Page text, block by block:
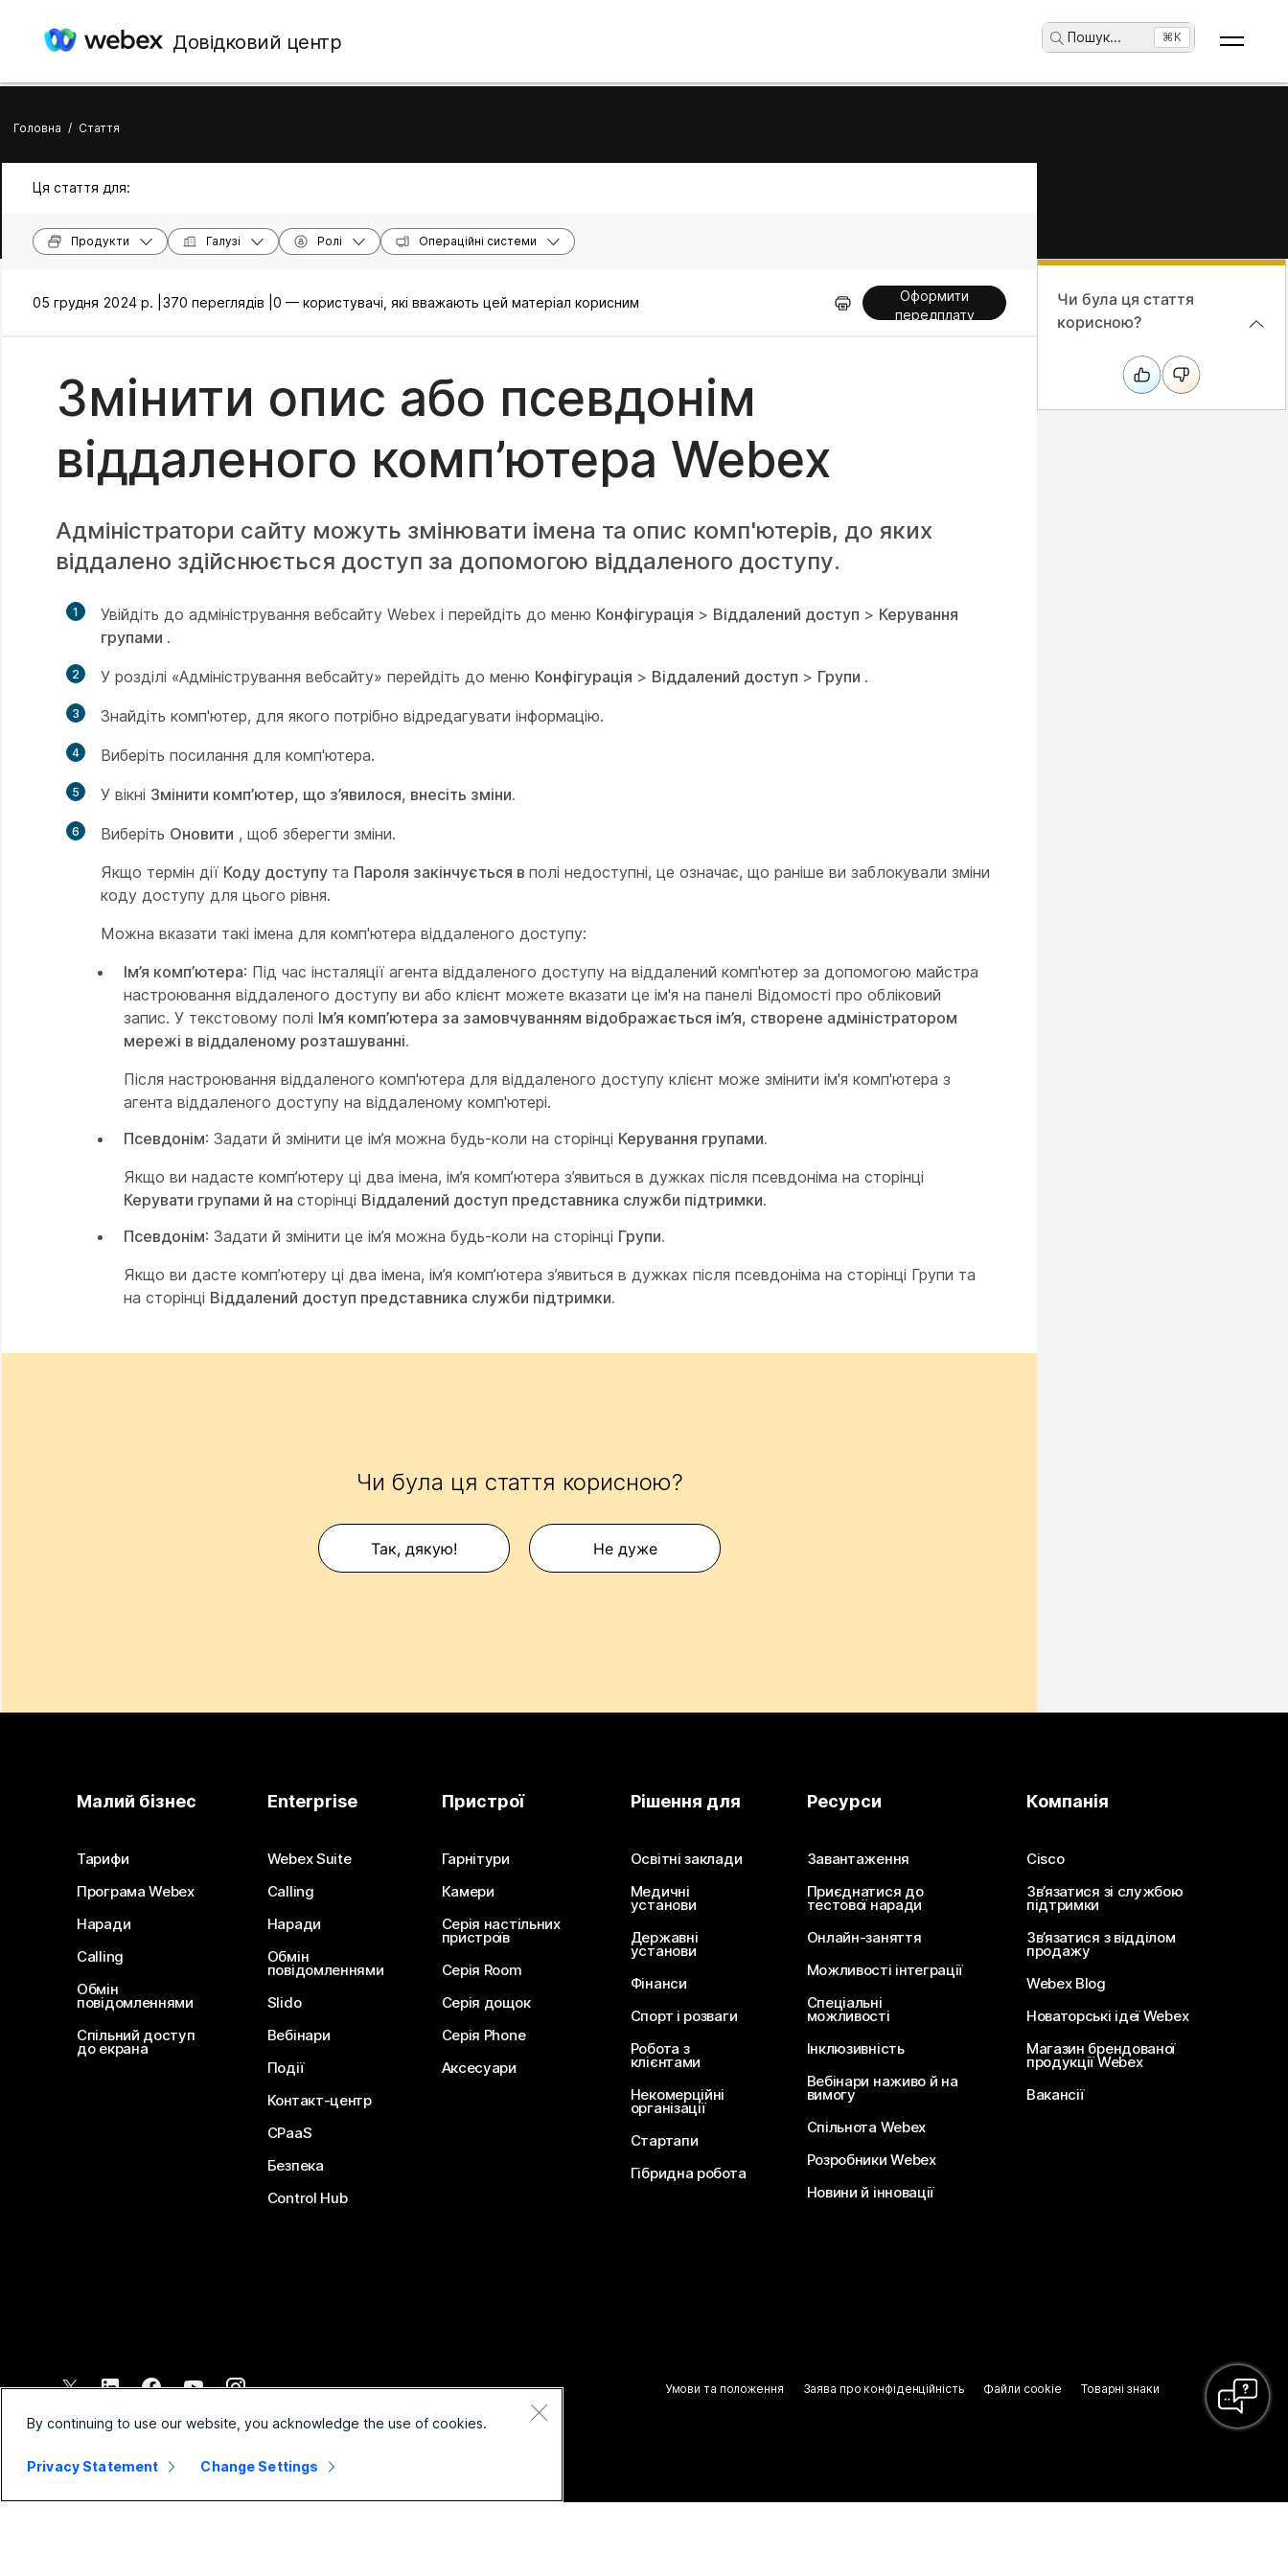
Довідковий центр Пошук... ⌘K
Головна / Стаття
Ця стаття для:
Продукти Галузі Ролі Операційні системи
05 грудня 2024 р. | 370 переглядів | 0 — користувачі, які вважають цей матеріал корисним
Оформити
передплату
Змінити опис або псевдонім
віддаленого комп’ютера Webex
Адміністратори сайту можуть змінювати імена та опис комп'ютерів, до яких
віддалено здійснюється доступ за допомогою віддаленого доступу.
1 Увійдіть до адміністрування вебсайту Webex і перейдіть до меню Конфігурація > Віддалений доступ > Керування
групами .
2 У розділі «Адміністрування вебсайту» перейдіть до меню Конфігурація > Віддалений доступ > Групи .
3 Знайдіть комп'ютер, для якого потрібно відредагувати інформацію.
4 Виберіть посилання для комп'ютера.
5 У вікні Змінити комп’ютер, що з’явилося, внесіть зміни.
6 Виберіть Оновити , щоб зберегти зміни.
Якщо термін дії Коду доступу та Пароля закінчується в полі недоступні, це означає, що раніше ви заблокували зміни
коду доступу для цього рівня.
Можна вказати такі імена для комп'ютера віддаленого доступу:
Ім’я комп’ютера: Під час інсталяції агента віддаленого доступу на віддалений комп'ютер за допомогою майстра
настроювання віддаленого доступу ви або клієнт можете вказати це ім'я на панелі Відомості про обліковий
запис. У текстовому полі Ім’я комп’ютера за замовчуванням відображається ім’я, створене адміністратором
мережі в віддаленому розташуванні.
Після настроювання віддаленого комп'ютера для віддаленого доступу клієнт може змінити ім'я комп'ютера з
агента віддаленого доступу на віддаленому комп'ютері.
Псевдонім: Задати й змінити це ім’я можна будь-коли на сторінці Керування групами.
Якщо ви надасте комп’ютеру ці два імена, ім’я комп’ютера з’явиться в дужках після псевдоніма на сторінці
Керувати групами й на сторінці Віддалений доступ представника служби підтримки.
Псевдонім: Задати й змінити це ім’я можна будь-коли на сторінці Групи.
Якщо ви дасте комп’ютеру ці два імена, ім’я комп’ютера з’явиться в дужках після псевдоніма на сторінці Групи та
на сторінці Віддалений доступ представника служби підтримки.
Чи була ця стаття корисною?
Так, дякую! Не дуже
Чи була ця стаття
корисною?
Малий бізнес
Тарифи
Програма Webex
Наради
Calling
Обмін
повідомленнями
Спільний доступ
до екрана
Enterprise
Webex Suite
Calling
Наради
Обмін
повідомленнями
Slido
Вебінари
Події
Контакт-центр
CPaaS
Безпека
Control Hub
Пристрої
Гарнітури
Камери
Серія настільних
пристроїв
Серія Room
Серія дощок
Серія Phone
Аксесуари
Рішення для
Освітні заклади
Медичні
установи
Державні
установи
Фінанси
Спорт і розваги
Робота з
клієнтами
Некомерційні
організації
Стартапи
Гібридна робота
Ресурси
Завантаження
Приєднатися до
тестової наради
Онлайн-заняття
Можливості інтеграції
Спеціальні
можливості
Інклюзивність
Вебінари наживо й на
вимогу
Спільнота Webex
Розробники Webex
Новини й інновації
Компанія
Cisco
Зв’язатися зі службою
підтримки
Зв’язатися з відділом
продажу
Webex Blog
Новаторські ідеї Webex
Магазин брендованої
продукції Webex
Вакансії
2026 Cisco і (або) афілійовані компанії. Усі права захищено.
Умови та положення Заява про конфіденційність Файли cookie Товарні знаки
By continuing to use our website, you acknowledge the use of cookies.
Privacy Statement Change Settings